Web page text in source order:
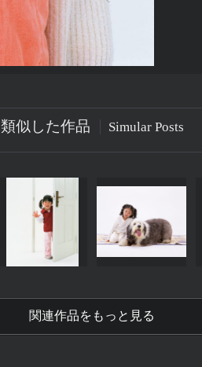
類似した作品 Simular Posts
関連作品をもっと見る